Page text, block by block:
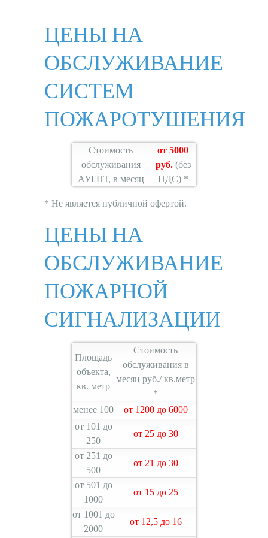
ЦЕНЫ НА
ОБСЛУЖИВАНИЕ
СИСТЕМ
ПОЖАРОТУШЕНИЯ
Стоимость
обслуживания
АУГПТ, в месяц
от 5000
руб.(без
НДС) *
* Не является публичной офертой.
ЦЕНЫ НА
ОБСЛУЖИВАНИЕ
ПОЖАРНОЙ
СИГНАЛИЗАЦИИ
Площадь
объекта,
кв. метр
Стоимость
обслуживания в
месяц руб./ кв.метр
*
менее 100
от 1200 до 6000
от 101 до
250
от 25 до 30
от 251 до
500
от 21 до 30
от 501 до
1000
от 15 до 25
от 1001 до
2000
от 12,5 до 16